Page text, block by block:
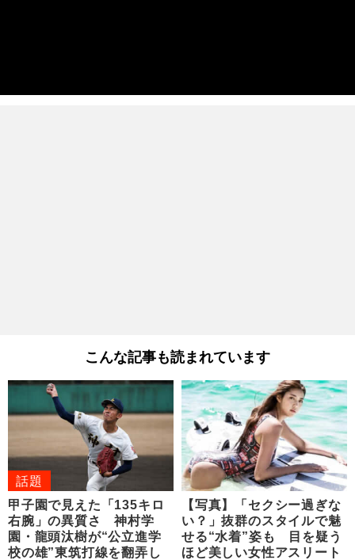
こんな記事も読まれています
話題
甲子園で見えた「135キロ
右腕」の異質さ 神村学
園・龍頭汰樹が“公立進学
校の雄”東筑打線を翻弄し
【写真】「セクシー過ぎな
い？」抜群のスタイルで魅
せる“水着”姿も 目を疑う
ほど美しい女性アスリート